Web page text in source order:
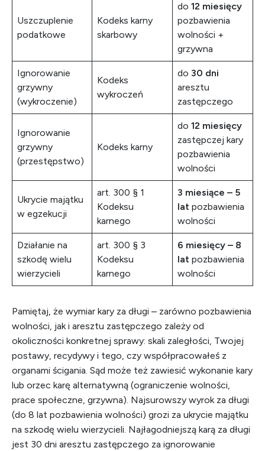
Uszczuplenie
podatkowe
Kodeks karny
skarbowy
do 12 miesięcy
pozbawienia
wolności +
grzywna
Ignorowanie
grzywny
(wykroczenie)
Kodeks
wykroczeń
do 30 dni
aresztu
zastępczego
Ignorowanie
grzywny
(przestępstwo)
Kodeks karny
do 12 miesięcy
zastępczej kary
pozbawienia
wolności
Ukrycie majątku
w egzekucji
art. 300 § 1
Kodeksu
karnego
3 miesiące – 5
lat pozbawienia
wolności
Działanie na
szkodę wielu
wierzycieli
art. 300 § 3
Kodeksu
karnego
6 miesięcy – 8
lat pozbawienia
wolności
Pamiętaj, że wymiar kary za długi – zarówno pozbawienia
wolności, jak i aresztu zastępczego zależy od
okoliczności konkretnej sprawy: skali zaległości, Twojej
postawy, recydywy i tego, czy współpracowałeś z
organami ścigania. Sąd może też zawiesić wykonanie kary
lub orzec karę alternatywną (ograniczenie wolności,
prace społeczne, grzywna). Najsurowszy wyrok za długi
(do 8 lat pozbawienia wolności) grozi za ukrycie majątku
na szkodę wielu wierzycieli. Najłagodniejszą karą za długi
jest 30 dni aresztu zastępczego za ignorowanie